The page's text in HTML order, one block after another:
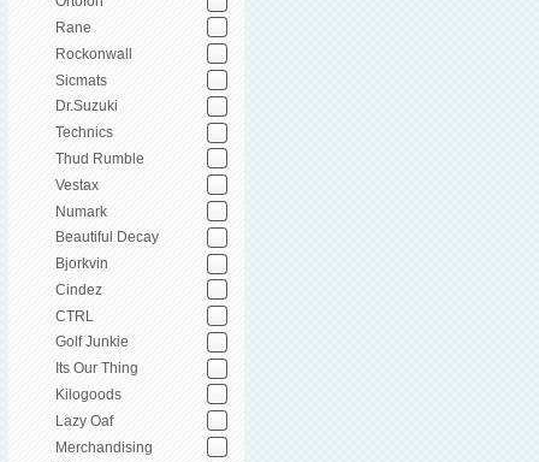
Rane
Rockonwall
Sicmats
Dr.Suzuki
Technics
Thud Rumble
Vestax
Numark
Beautiful Decay
Bjorkvin
Cindez
CTRL
Golf Junkie
Its Our Thing
Kilogoods
Lazy Oaf
Merchandising